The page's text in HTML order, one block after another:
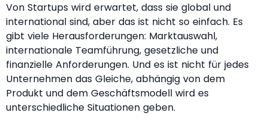
Von Startups wird erwartet, dass sie global und
international sind, aber das ist nicht so einfach. Es
gibt viele Herausforderungen: Marktauswahl,
internationale Teamführung, gesetzliche und
finanzielle Anforderungen. Und es ist nicht für jedes
Unternehmen das Gleiche, abhängig von dem
Produkt und dem Geschäftsmodell wird es
unterschiedliche Situationen geben.